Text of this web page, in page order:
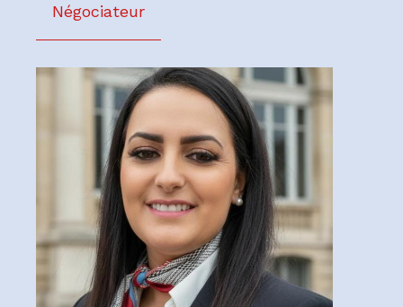
Négociateur